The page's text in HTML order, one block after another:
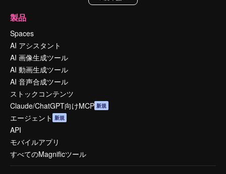
製品
Spaces
AI アシスタント
AI 画像生成ツール
AI 動画生成ツール
AI 音声合成ツール
ストックコンテンツ
Claude/ChatGPT向けMCP 新規
エージェント 新規
API
モバイルアプリ
すべてのMagnificツール